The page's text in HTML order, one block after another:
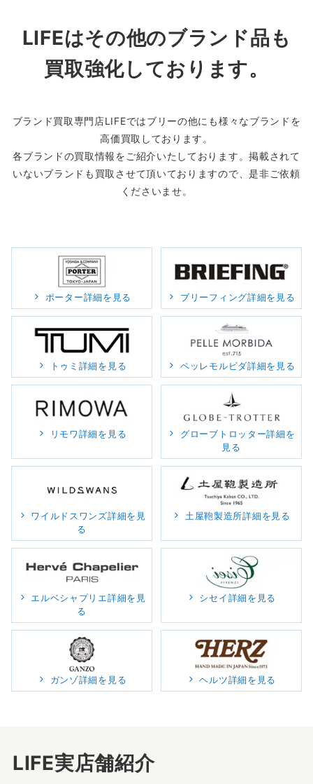
LIFEはその他のブランド品も
買取強化しております。
ブランド買取専門店LIFEではブリーの他にも様々なブランドを
高価買取しております。
各ブランドの買取情報をご紹介いたしております。掲載されて
いないブランドも買取させて頂いておりますので、是非ご依頼
くださいませ。
ポーター詳細を見る ブリーフィング詳細を見る
トゥミ詳細を見る ペッレモルビダ詳細を見る
リモワ詳細を見る
グローブトロッター詳細を
見る
ワイルドスワンズ詳細を見
る
土屋鞄製造所詳細を見る
エルベシャプリエ詳細を見
る
シセイ詳細を見る
ガンゾ詳細を見る ヘルツ詳細を見る
LIFE実店舗紹介